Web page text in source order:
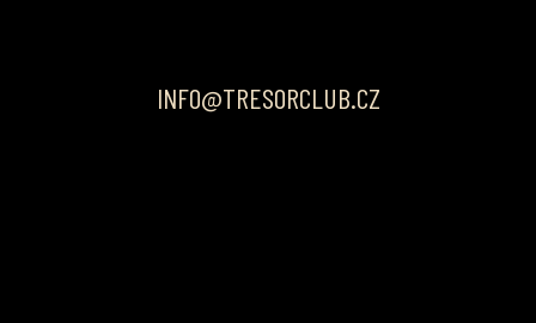
INFO@TRESORCLUB.CZ